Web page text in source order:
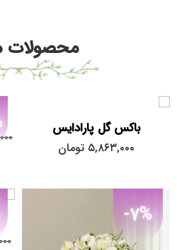
محصولات
باکس گل پارادایس
۵,۸۶۳,۰۰۰ تومان
-7%